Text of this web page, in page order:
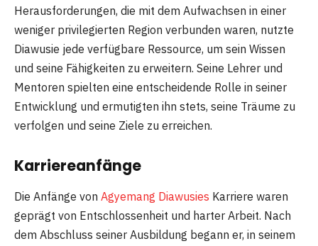
Herausforderungen, die mit dem Aufwachsen in einer
weniger privilegierten Region verbunden waren, nutzte
Diawusie jede verfügbare Ressource, um sein Wissen
und seine Fähigkeiten zu erweitern. Seine Lehrer und
Mentoren spielten eine entscheidende Rolle in seiner
Entwicklung und ermutigten ihn stets, seine Träume zu
verfolgen und seine Ziele zu erreichen.
Karriereanfänge
Die Anfänge von Agyemang Diawusies Karriere waren
geprägt von Entschlossenheit und harter Arbeit. Nach
dem Abschluss seiner Ausbildung begann er, in seinem